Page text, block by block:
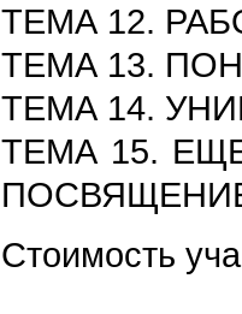
ТЕМА 12.
ТЕМА 13.
ТЕМА 14.
ТЕМА 15.
Стоимость